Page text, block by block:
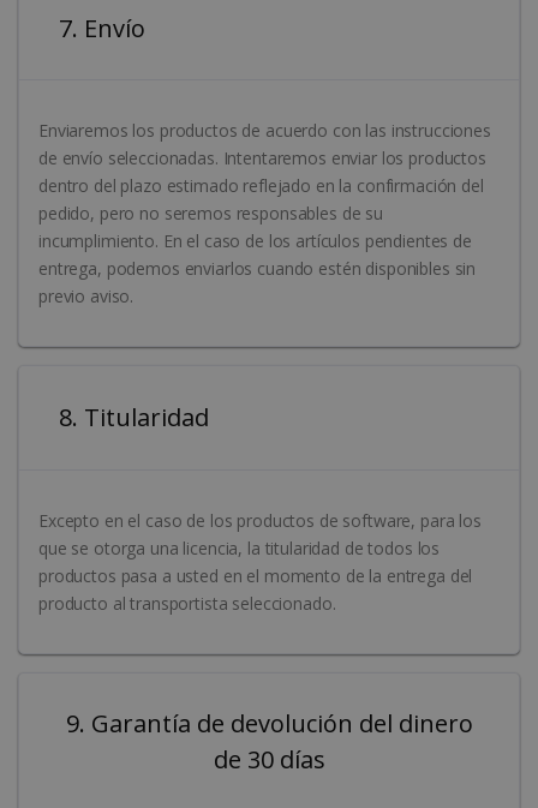
7. Envío
Enviaremos los productos de acuerdo con las instrucciones
de envío seleccionadas. Intentaremos enviar los productos
dentro del plazo estimado reflejado en la confirmación del
pedido, pero no seremos responsables de su
incumplimiento. En el caso de los artículos pendientes de
entrega, podemos enviarlos cuando estén disponibles sin
previo aviso.
8. Titularidad
Excepto en el caso de los productos de software, para los
que se otorga una licencia, la titularidad de todos los
productos pasa a usted en el momento de la entrega del
producto al transportista seleccionado.
9. Garantía de devolución del dinero
de 30 días